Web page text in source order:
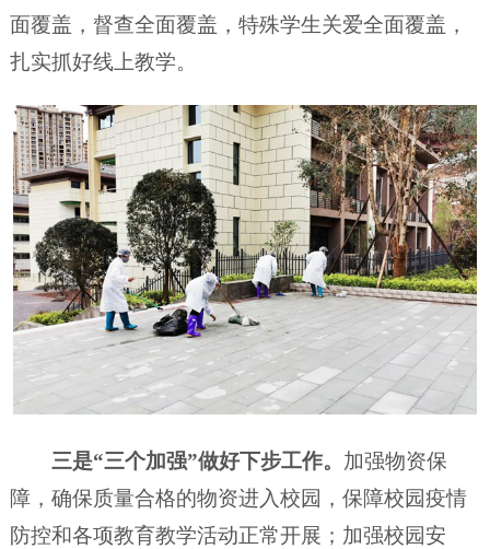
面覆盖，督查全面覆盖，特殊学生关爱全面覆盖，
扎实抓好线上教学。
三是“三个加强”做好下步工作。 加强物资保
障，确保质量合格的物资进入校园，保障校园疫情
防控和各项教育教学活动正常开展；加强校园安